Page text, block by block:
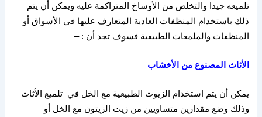
تلميعه جيدا والتخلص من الأوساخ المتراكمة عليه ويمكن أن يتم
ذلك باستخدام المنظفات العادية المتعارف عليها في الأسواق أو
المنظفات والملمعات الطبيعية فسوف تجد أن : –
الأثاث المصنوع من الأخشاب
يمكن أن يتم استخدام الزيوت الطبيعية مع الخل في تلميع الأثاث
وذلك وضع مقدارين متساويين من زيت الزيتون مع الخل أو